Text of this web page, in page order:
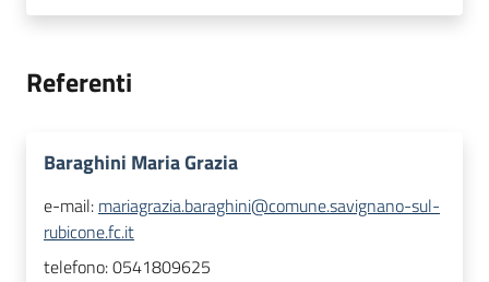
Referenti
Baraghini Maria Grazia
e-mail: mariagrazia.baraghini@comune.savignano-sul-
rubicone.fc.it
telefono:0541809625